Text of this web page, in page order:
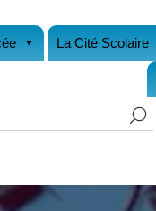
La Cité Scolaire